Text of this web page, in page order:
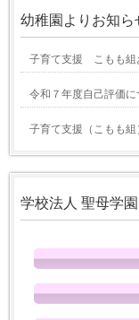
幼稚園よりお知ら
子育て支援 こもも組
令和７年度自己評価に
子育て支援（こもも
学校法人 聖母学園